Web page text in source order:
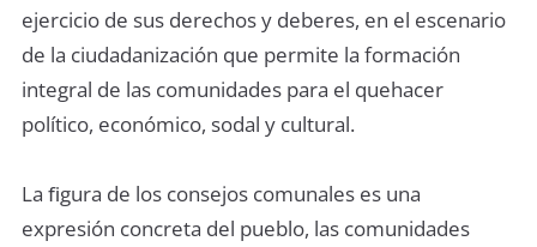
ejercicio de sus derechos y deberes, en el escenario
de la ciudadanización que permite la formación
integral de las comunidades para el quehacer
político, económico, sodal y cultural.
La ﬁgura de los consejos comunales es una
expresión concreta del pueblo, las comunidades